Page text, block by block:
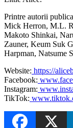
Printre autorii
Mick Herron, M.L.
Makoto Shinkai,
Zauner, Keum Suk
Harpman, Natsume
Website: https://
Facebook:
Instagram:
TikTok: